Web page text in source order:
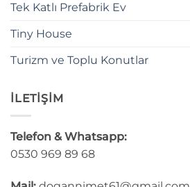
Tek Katlı Prefabrik Ev
Tiny House
Turizm ve Toplu Konutlar
İLETİŞİM
Telefon & Whatsapp:
0530 969 89 68